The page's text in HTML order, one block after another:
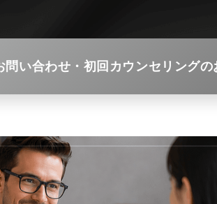
問い合わせ・初回カウンセリングの